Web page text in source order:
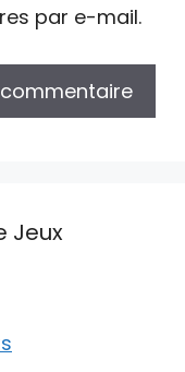
par e-mail.
Jeux